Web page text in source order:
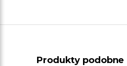
Produkty podobne